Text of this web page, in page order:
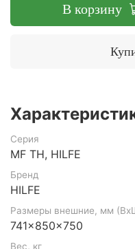
В корзину
Серия
MF TH, HILFE
Бренд
HILFE
Размеры внешние, мм
741x850x750
Вес, кг